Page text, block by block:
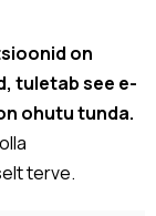
on
tuletab see e-
ohutu tunda.
terve.